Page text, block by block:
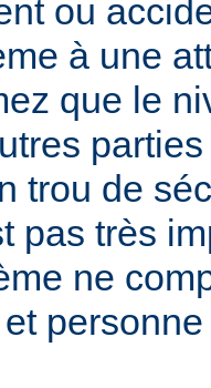
ou
à une
que le
trou de
pas très
ne